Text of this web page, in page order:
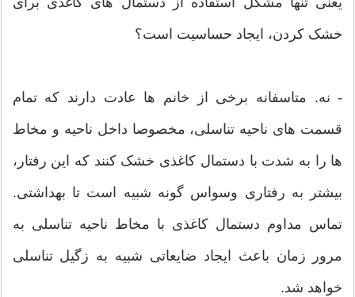
خشک کردن، ایجاد حساسیت است؟
- نه. متاسفانه برخی از خانم ها عادت دارند که تمام
قسمت های ناحیه تناسلی، مخصوصا داخل ناحیه و مخاط
ها را به شدت با دستمال کاغذی خشک کنند که این رفتار،
بیشتر به رفتاری وسواس گونه شبیه است تا بهداشتی.
تماس مداوم دستمال کاغذی با مخاط ناحیه تناسلی به
مرور زمان باعث ایجاد ضایعاتی شبیه به زگیل تناسلی
خواهد شد.